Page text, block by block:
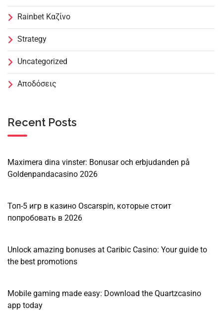
Rainbet Καζίνο
Strategy
Uncategorized
Αποδόσεις
Recent Posts
Maximera dina vinster: Bonusar och erbjudanden på
Goldenpandacasino 2026
Топ-5 игр в казино Oscarspin, которые стоит
попробовать в 2026
Unlock amazing bonuses at Caribic Casino: Your guide to
the best promotions
Mobile gaming made easy: Download the Quartzcasino
app today